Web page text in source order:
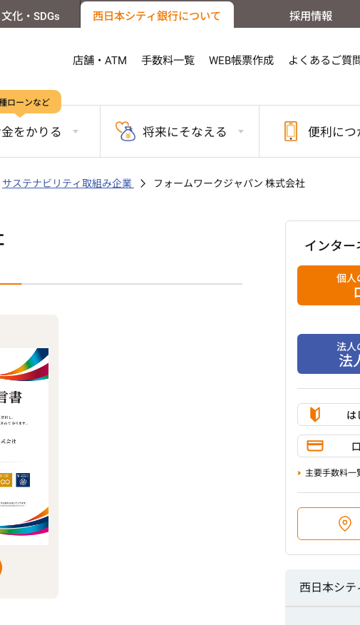
化・SDGs 西日本シティ銀行について 採用情報
店舗・ATM 手数料一覧 WEB帳票作成 よくあるご質
ローンなど
をかりる 将来にそなえる 便利につ
サステナビリティ取組み企業 フォームワークジャパン 株式会社
インター
個人
法人
法
は
主要手数料一
西日本シテ